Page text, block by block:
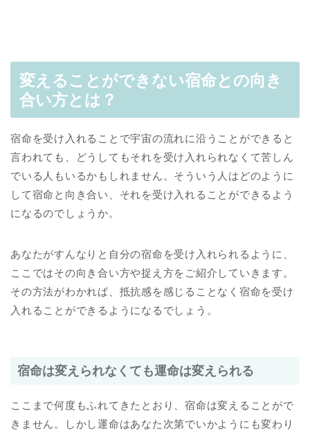
変えることができない宿命との向き
合い方とは？
宿命を受け入れることで宇宙の流れに沿うことができると
言われても、どうしてもそれを受け入れられなくて苦しん
でいる人もいるかもしれません。そういう人はどのように
して宿命と向き合い、それを受け入れることができるよう
になるのでしょうか。
あなたがすんなりと自分の宿命を受け入れられるように、
ここではその向き合い方や捉え方をご紹介していきます。
その方法がわかれば、抵抗感を感じることなく宿命を受け
入れることができるようになるでしょう。
宿命は変えられなくても運命は変えられる
ここまで何度もふれてきたとおり、宿命は変えることがで
きません。しかし運命はあなた次第でいかようにも変わり